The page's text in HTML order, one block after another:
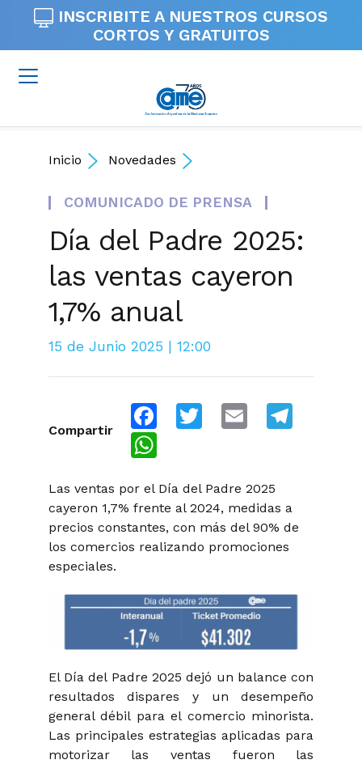
INSCRIBITE A NUESTROS CURSOS
CORTOS Y GRATUITOS
Inicio Novedades
COMUNICADO DE PRENSA
Día del Padre 2025:
las ventas cayeron
1,7% anual
15 de Junio 2025 | 12:00
Compartir
FacebookTwitter Email
Las ventas por el Día del Padre 2025
cayeron 1,7% frente al 2024, medidas a
precios constantes, con más del 90% de
los comercios realizando promociones
especiales.
El Día del Padre 2025 dejó un balance con
resultados dispares y un desempeño
general débil para el comercio minorista.
Las principales estrategias aplicadas para
motorizar las ventas fueron las